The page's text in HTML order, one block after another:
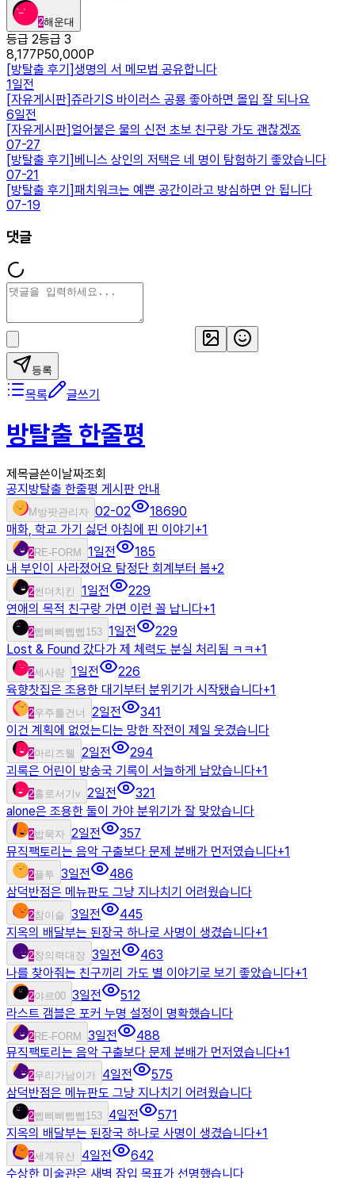
2해운대
등급 2등급 3
8,177P50,000P
[방탈출 후기]생명의 서 메모법 공유합니다
1일전
[자유게시판]쥬라기S 바이러스 공룡 좋아하면 몰입 잘 되나요
6일전
[자유게시판] 얼어붙은 물의 신전 초보 친구랑 가도 괜찮겠죠
07-27
[방탈출 후기] 베니스 상인의 저택은 네 명이 탐험하기 좋았습니다
07-21
[방탈출 후기]패치워크는 예쁜 공간이라고 방심하면 안 됩니다
07-19
댓글
등록
목록 글쓰기
방탈출 한줄평
제목글쓴이 날짜조회
공지 방탈출 한줄평 게시판 안내
M 방팟관리자 02-02
18690
매화, 학교 가기 싫던 아침에 핀 이야기 +1
2RE-FORM 1일전
185
내 부인이 사라졌어요 탐정단 회계부터 봄+2
2썬더치킨 1일전
229
연애의 목적 친구랑 가면 이런 꼴 납니다+1
2삡삐삐삡삡153 1일전
229
Lost & Found 갔다가 제 체력도 분실 처리됨 ㅋㅋ+1
2세사람 1일전
226
육향찻집은 조용한 대기부터 분위기가 시작됐습니다+1
2우주를건너 2일전
341
이건 계획에 없었는디는 망한 작전이 제일 웃겼습니다
2아리즈웰 2일전
294
괴록은 어린이 방송국 기록이 서늘하게 남았습니다+1
2홀로서기v 2일전
321
alone은 조용한 둘이 가야 분위기가 잘 맞았습니다
2밥묵자 2일전
357
뮤직팩토리는 음악 구출보다 문제 분배가 먼저였습니다+1
2플투 3일전
486
삼덕반점은 메뉴판도 그냥 지나치기 어려웠습니다
2참이슬 3일전
445
지옥의 배달부는 된장국 하나로 사명이 생겼습니다+1
2창의력대장 3일전
463
나를 찾아줘는 친구끼리 가도 별 이야기로 보기 좋았습니다+1
2야르00 3일전
512
라스트 갬블은 포커 누명 설정이 명확했습니다
2RE-FORM 3일전
488
뮤직팩토리는 음악 구출보다 문제 분배가 먼저였습니다+1
2우리가남이가 4일전
575
삼덕반점은 메뉴판도 그냥 지나치기 어려웠습니다
2삡삐삐삡삡153 4일전
571
지옥의 배달부는 된장국 하나로 사명이 생겼습니다+1
2세계유산 4일전
642
수상한 미술관은 새벽 잠입 목표가 선명했습니다